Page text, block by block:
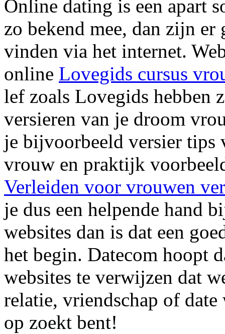
Online dating is een apart
zo bekend mee, dan zijn er
vinden via het internet.
online Lovegids cursus
lef zoals Lovegids hebben
versieren van je droom
je bijvoorbeeld versier tips
vrouw en praktijk
Verleiden voor vrouwen
je dus een helpende hand
websites dan is dat een
het begin. Datecom hoopt
websites te verwijzen dat
relatie, vriendschap of date
op zoekt bent!